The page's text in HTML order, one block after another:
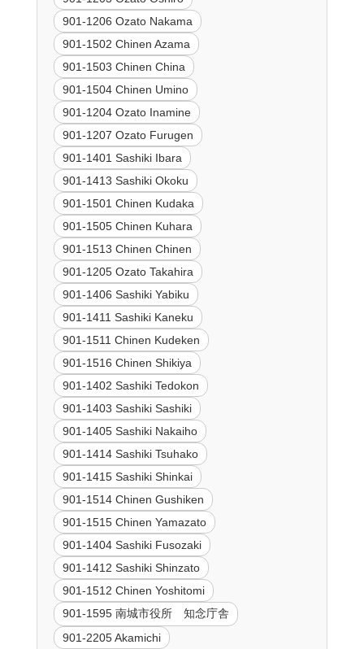
901-1206 Ozato Nakama
901-1502 Chinen Azama
901-1503 Chinen China
901-1504 Chinen Umino
901-1204 Ozato Inamine
901-1207 Ozato Furugen
901-1401 Sashiki Ibara
901-1413 Sashiki Okoku
901-1501 Chinen Kudaka
901-1505 Chinen Kuhara
901-1513 Chinen Chinen
901-1205 Ozato Takahira
901-1406 Sashiki Yabiku
901-1411 Sashiki Kaneku
901-1511 Chinen Kudeken
901-1516 Chinen Shikiya
901-1402 Sashiki Tedokon
901-1403 Sashiki Sashiki
901-1405 Sashiki Nakaiho
901-1414 Sashiki Tsuhako
901-1415 Sashiki Shinkai
901-1514 Chinen Gushiken
901-1515 Chinen Yamazato
901-1404 Sashiki Fusozaki
901-1412 Sashiki Shinzato
901-1512 Chinen Yoshitomi
901-1595 南城市役所 知念庁舎
901-2205 Akamichi